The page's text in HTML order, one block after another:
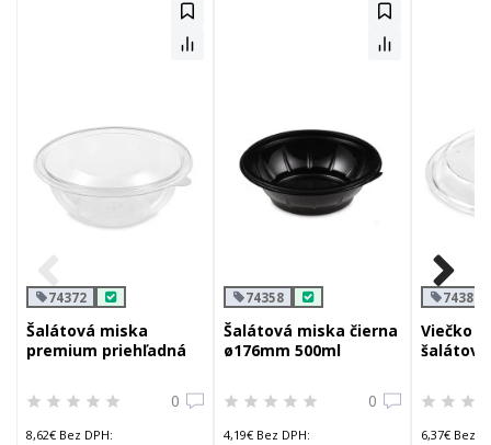
74372
Šalátová miska
premium priehľadná
0
8,62€ Bez DPH:
74358
Šalátová miska čierna
ø176mm 500ml
0
4,19€ Bez DPH:
74380
Viečko
6,37€ Bez